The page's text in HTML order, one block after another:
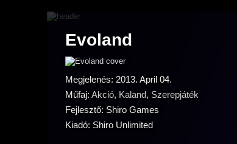
Evoland
Megjelenés: 2013. April 04.
Műfaj: Akció, Kaland, Szerepjáték
Fejlesztő: Shiro Games
Kiadó: Shiro Unlimited